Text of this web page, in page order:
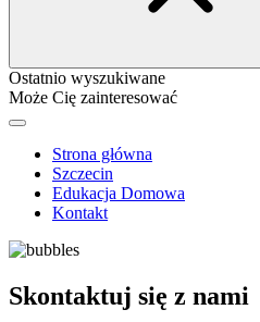
Ostatnio wyszukiwane
Może Cię zainteresować
Strona główna
Szczecin
Edukacja Domowa
Kontakt
Skontaktuj się z nami